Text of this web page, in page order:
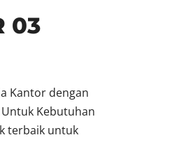
03
Kantor dengan
Kebutuhan
terbaik untuk